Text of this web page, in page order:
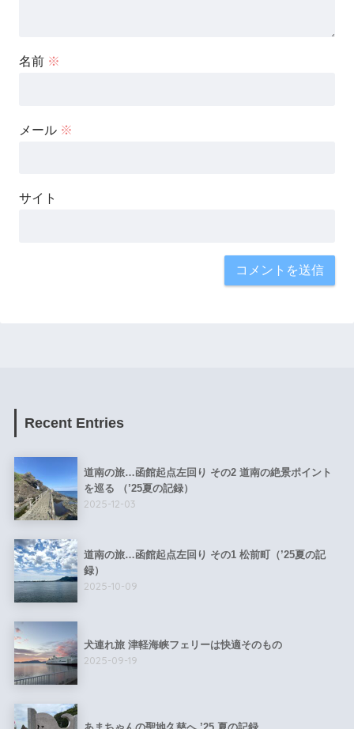
名前 ※
メール ※
サイト
Recent Entries
道南の旅…函館起点左回り その2 道南の絶景ポイント
を巡る （’25夏の記録）
2025-12-03
道南の旅…函館起点左回り その1 松前町（’25夏の記
録）
2025-10-09
犬連れ旅 津軽海峡フェリーは快適そのもの
2025-09-19